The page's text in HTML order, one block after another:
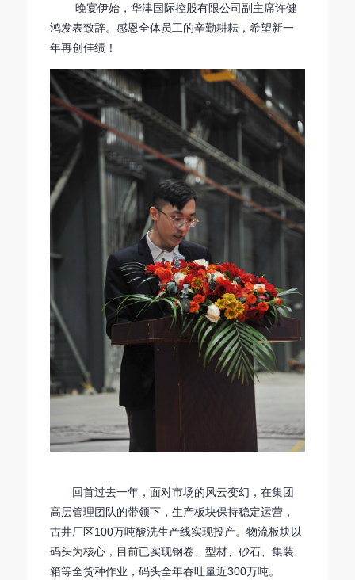
晚宴伊始，华津国际控股有限公司副主席许健
鸿发表致辞。感恩全体员工的辛勤耕耘，希望新一
年再创佳绩！
回首过去一年，面对市场的风云变幻，在集团
高层管理团队的带领下，生产板块保持稳定运营，
古井厂区100万吨酸洗生产线实现投产。物流板块以
码头为核心，目前已实现钢卷、型材、砂石、集装
箱等全货种作业，码头全年吞吐量近300万吨。